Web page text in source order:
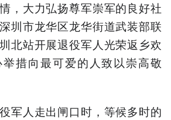
，大力弘扬尊军崇军的良好社
圳市龙华区龙华街道武装部联
北站开展退役军人光荣返乡欢
措向最可爱的人致以崇高敬
军人走出闸口时，等候多时的